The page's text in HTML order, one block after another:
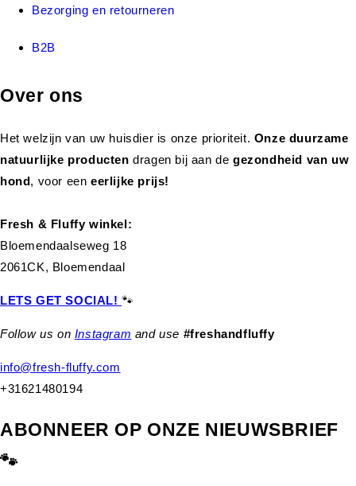
Bezorging en retourneren
B2B
Over ons
Het welzijn van uw huisdier is onze prioriteit. Onze duurzame
natuurlijke productendragen bij aan de gezondheid van uw
hond, voor eeneerlijke prijs!
Fresh & Fluffy winkel:
Bloemendaalseweg 18
2061CK, Bloemendaal
LETS GET SOCIAL!🐾
Follow us on Instagram and use #freshandfluffy
info@fresh-fluffy.com
+31621480194
ABONNEER OP ONZE NIEUWSBRIEF
🐾